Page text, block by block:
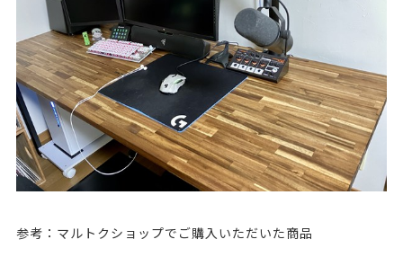
参考：マルトクショップでご購入いただいた商品